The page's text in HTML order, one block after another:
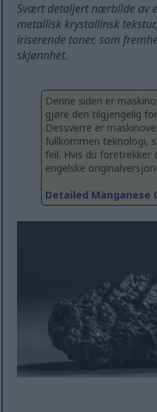
Svært detaljert nærbilde av
metallisk krystallinsk
iriserende toner, som
skjønnhet.
Denne siden er
gjøre den tilgjengelig
Dessverre er
fullkommen teknologi,
feil. Hvis du foretrekker
engelske
Detailed Manganese